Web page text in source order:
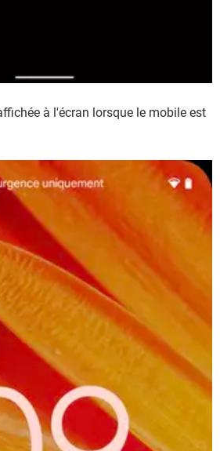
à l'écran lorsque le mobile est